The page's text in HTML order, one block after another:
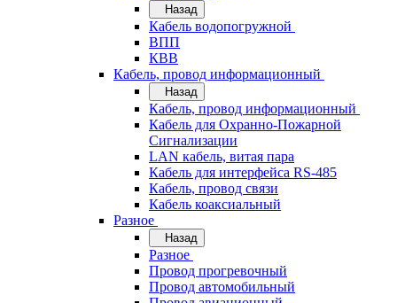
Назад
Кабель водопогружной
ВПП
КВВ
Кабель, провод информационный
Назад
Кабель, провод информационный
Кабель для Охранно-Пожарной
Сигнализации
LAN кабель, витая пара
Кабель для интерфейса RS-485
Кабель, провод связи
Кабель коаксиальный
Разное
Назад
Разное
Провод прогревочный
Провод автомобильный